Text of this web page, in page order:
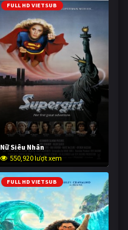
FULL HD VIETSUB
Nữ Siêu Nhân
550,920 lượt xem
FULL HD VIETSUB